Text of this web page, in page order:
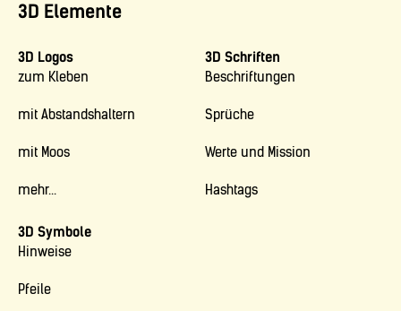
3D Elemente
3D Logos
zum Kleben
mit Abstandshaltern
mit Moos
mehr...
3D Schriften
Beschriftungen
Sprüche
Werte und Mission
Hashtags
3D Symbole
Hinweise
Pfeile